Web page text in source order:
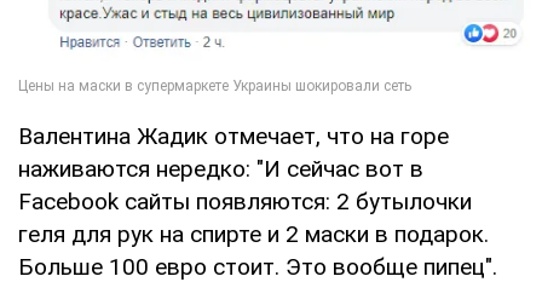
Валентина Жадик отмечает, что на горе
наживаются нередко: "И сейчас вот в
Facebook сайты появляются: 2 бутылочки
геля для рук на спирте и 2 маски в подарок.
Больше 100 евро стоит. Это вообще пипец".